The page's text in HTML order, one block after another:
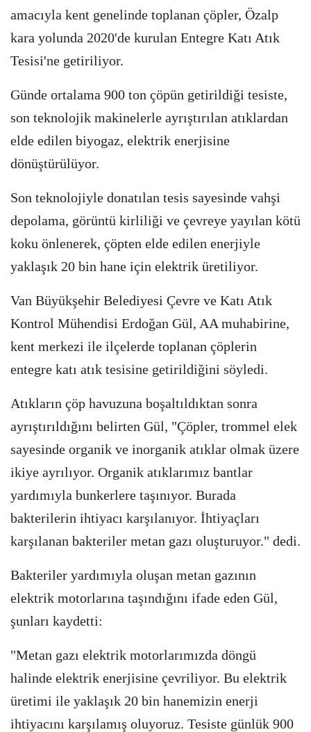
amacıyla kent genelinde toplanan çöpler, Özalp
kara yolunda 2020'de kurulan Entegre Katı Atık
Tesisi'ne getiriliyor.
Günde ortalama 900 ton çöpün getirildiği tesiste,
son teknolojik makinelerle ayrıştırılan atıklardan
elde edilen biyogaz, elektrik enerjisine
dönüştürülüyor.
Son teknolojiyle donatılan tesis sayesinde vahşi
depolama, görüntü kirliliği ve çevreye yayılan kötü
koku önlenerek, çöpten elde edilen enerjiyle
yaklaşık 20 bin hane için elektrik üretiliyor.
Van Büyükşehir Belediyesi Çevre ve Katı Atık
Kontrol Mühendisi Erdoğan Gül, AA muhabirine,
kent merkezi ile ilçelerde toplanan çöplerin
entegre katı atık tesisine getirildiğini söyledi.
Atıkların çöp havuzuna boşaltıldıktan sonra
ayrıştırıldığını belirten Gül, "Çöpler, trommel elek
sayesinde organik ve inorganik atıklar olmak üzere
ikiye ayrılıyor. Organik atıklarımız bantlar
yardımıyla bunkerlere taşınıyor. Burada
bakterilerin ihtiyacı karşılanıyor. İhtiyaçları
karşılanan bakteriler metan gazı oluşturuyor." dedi.
Bakteriler yardımıyla oluşan metan gazının
elektrik motorlarına taşındığını ifade eden Gül,
şunları kaydetti:
"Metan gazı elektrik motorlarımızda döngü
halinde elektrik enerjisine çevriliyor. Bu elektrik
üretimi ile yaklaşık 20 bin hanemizin enerji
ihtiyacını karşılamış oluyoruz. Tesiste günlük 900